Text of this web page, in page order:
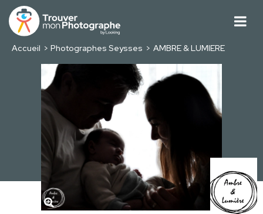
Accueil Photographes Seysses AMBRE & LUMIERE